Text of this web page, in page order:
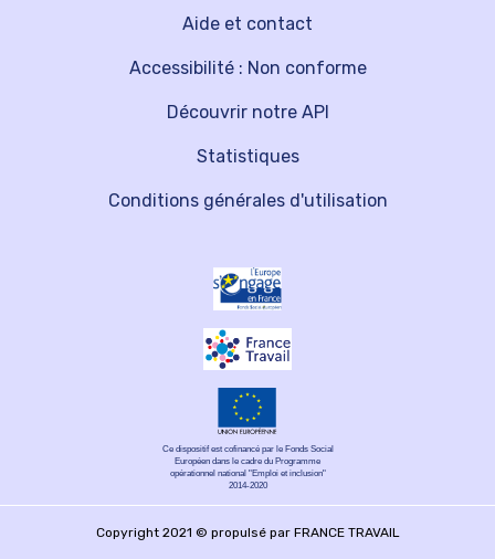
Découvrir notre API
Aide et contact
Statistiques
Accessibilité : Non conforme
Conditions générales d'utilisation
Ce dispositif est cofinancé par le Fonds Social
Européen dans le cadre du Programme
opérationnel national "Emploi et inclusion"
2014-2020
Copyright 2021 © propulsé par FRANCE TRAVAIL